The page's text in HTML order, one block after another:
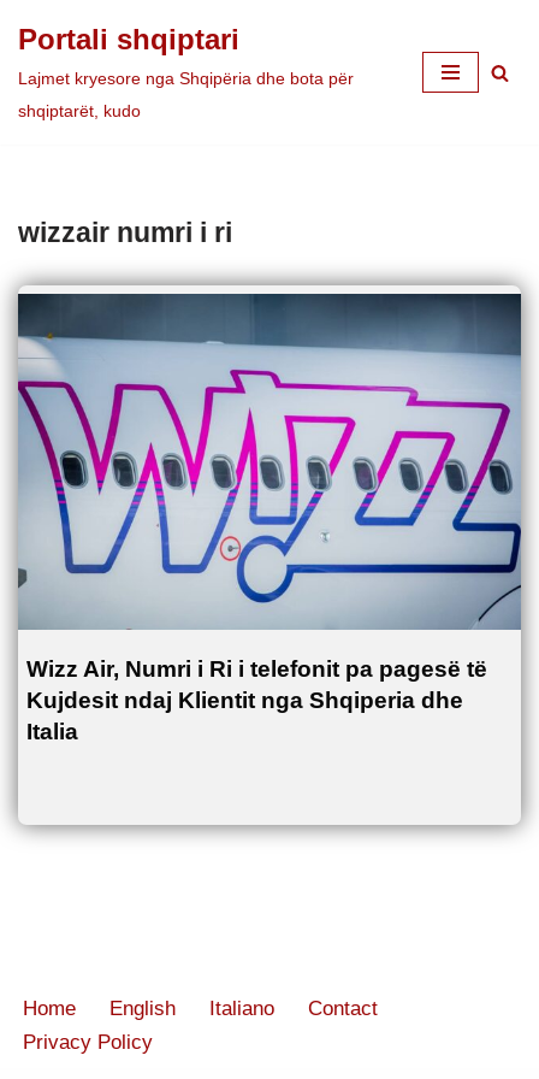
Skip
to
Portali shqiptari
Lajmet kryesore nga Shqipëria dhe bota për
shqiptarët, kudo
wizzair numri i ri
Wizz Air, Numri i Ri i telefonit pa pagesë të
Kujdesit ndaj Klientit nga Shqiperia dhe
Italia
Home English Italiano
Contact
Privacy Policy